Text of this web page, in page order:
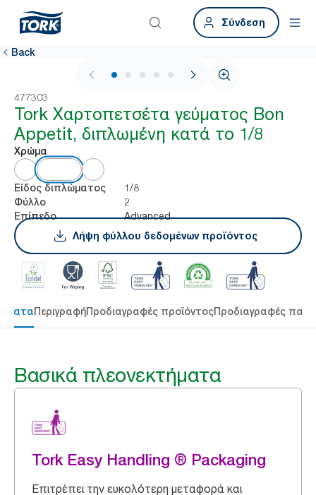
Σύνδεση
Back
1 / 5
477303
Tork Χαρτοπετσέτα γεύματος Bon
Appetit, διπλωμένη κατά το 1/8
Χρώμα
Είδος διπλώματος 1/8
Φύλλο 2
Επίπεδο
Advanced
Λήψη φύλλου δεδομένων προϊόντος
ΠεριγραφήΠροδιαγραφές προϊόντοςΠροδιαγραφές
Βασικά πλεονεκτήματα
Tork Easy Handling ® Packaging
Επιτρέπει την ευκολότερη μεταφορά και